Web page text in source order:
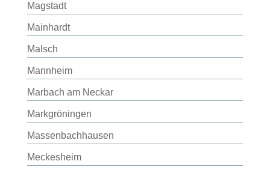
Magstadt
Mainhardt
Malsch
Mannheim
Marbach am Neckar
Markgröningen
Massenbachhausen
Meckesheim